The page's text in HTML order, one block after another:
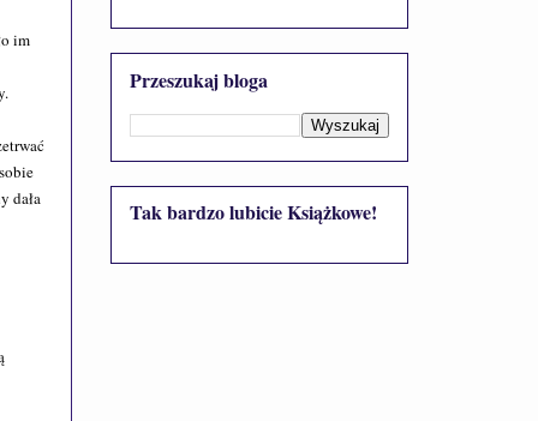
im
dała
Przeszukaj bloga
Tak bardzo lubicie Książkowe!